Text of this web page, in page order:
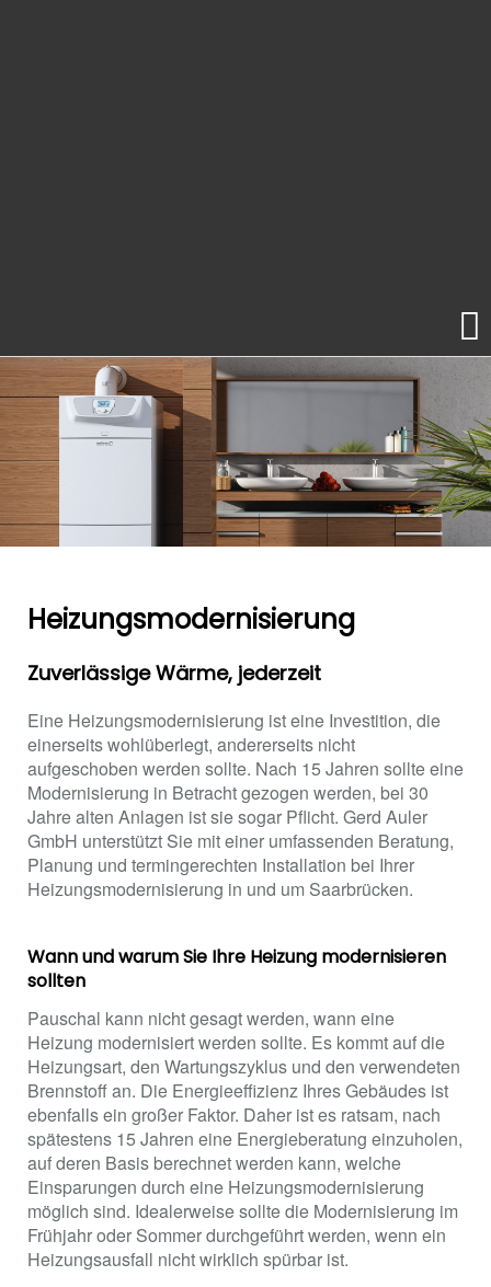
Heizungsmodernisierung
Zuverlässige Wärme, jederzeit
Eine Heizungsmodernisierung ist eine Investition, die
einerseits wohlüberlegt, andererseits nicht
aufgeschoben werden sollte. Nach 15 Jahren sollte eine
Modernisierung in Betracht gezogen werden, bei 30
Jahre alten Anlagen ist sie sogar Pflicht. Gerd Auler
GmbH unterstützt Sie mit einer umfassenden Beratung,
Planung und termingerechten Installation bei Ihrer
Heizungsmodernisierung in und um Saarbrücken.
Wann und warum Sie Ihre Heizung modernisieren
sollten
Pauschal kann nicht gesagt werden, wann eine
Heizung modernisiert werden sollte. Es kommt auf die
Heizungsart, den Wartungszyklus und den verwendeten
Brennstoff an. Die Energieeffizienz Ihres Gebäudes ist
ebenfalls ein großer Faktor. Daher ist es ratsam, nach
spätestens 15 Jahren eine Energieberatung einzuholen,
auf deren Basis berechnet werden kann, welche
Einsparungen durch eine Heizungsmodernisierung
möglich sind. Idealerweise sollte die Modernisierung im
Frühjahr oder Sommer durchgeführt werden, wenn ein
Heizungsausfall nicht wirklich spürbar ist.